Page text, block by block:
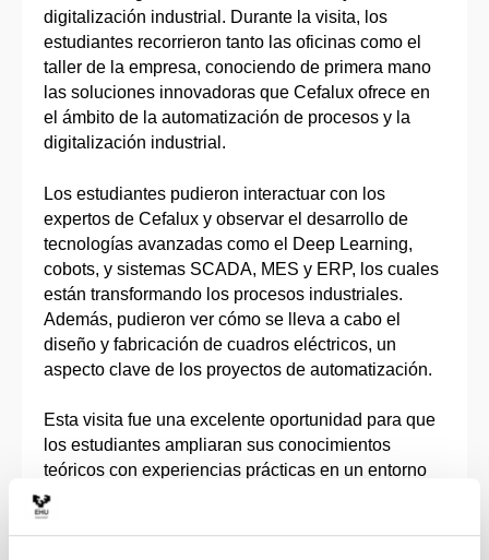
digitalización industrial. Durante la visita, los
estudiantes recorrieron tanto las oficinas como el
taller de la empresa, conociendo de primera mano
las soluciones innovadoras que Cefalux ofrece en
el ámbito de la automatización de procesos y la
digitalización industrial.
Los estudiantes pudieron interactuar con los
expertos de Cefalux y observar el desarrollo de
tecnologías avanzadas como el Deep Learning,
cobots, y sistemas SCADA, MES y ERP, los cuales
están transformando los procesos industriales.
Además, pudieron ver cómo se lleva a cabo el
diseño y fabricación de cuadros eléctricos, un
aspecto clave de los proyectos de automatización.
Esta visita fue una excelente oportunidad para que
los estudiantes ampliaran sus conocimientos
teóricos con experiencias prácticas en un entorno
industrial real. Los futuros ingenieros en Electrónica
Industrial y Automática tuvieron la oportunidad de